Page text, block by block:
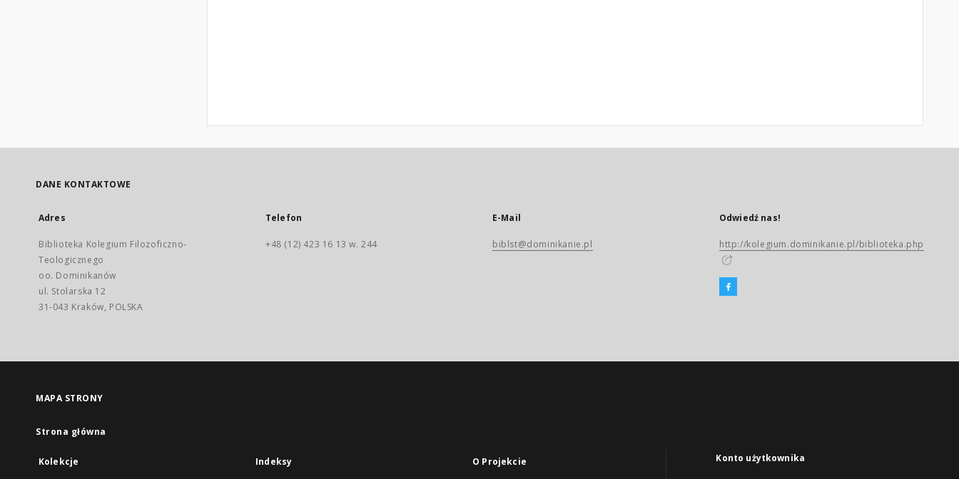
DANE KONTAKTOWE
Adres
Biblioteka Kolegium Filozoficzno-
Teologicznego
oo. Dominikanów
ul. Stolarska 12
31-043 Kraków, POLSKA
Telefon
+48 (12) 423 16 13 w. 244
E-Mail
biblst@dominikanie.pl
Odwiedź nas!
http://kolegium.dominikanie.pl/biblioteka.php
MAPA STRONY
Strona główna
Kolekcje Indeksy O Projekcie Konto użytkownika